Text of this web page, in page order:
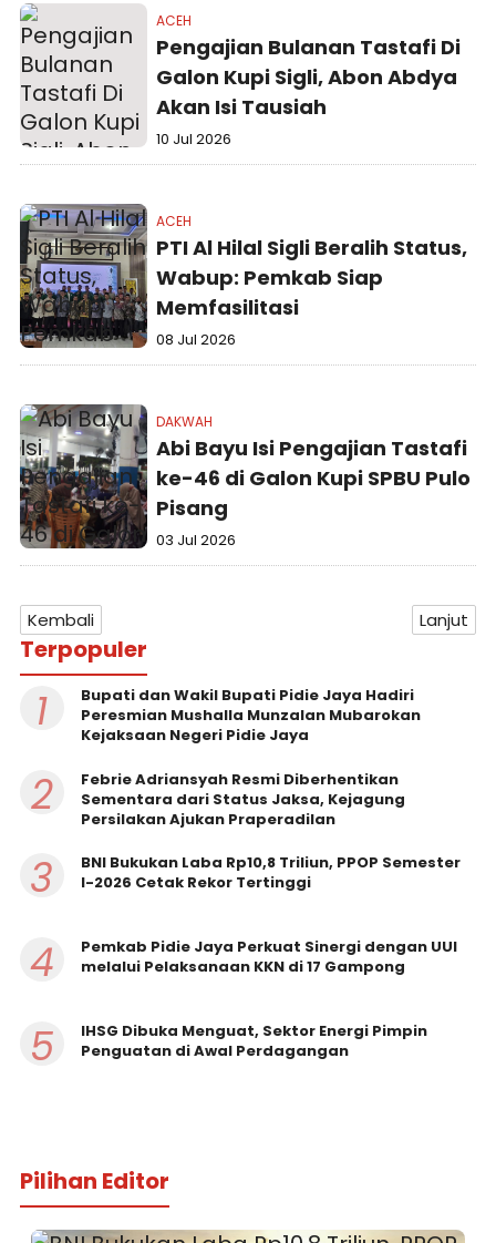
ACEH
Pengajian Bulanan Tastafi Di
Galon Kupi Sigli, Abon Abdya
Akan Isi Tausiah
10 Jul 2026
ACEH
PTI Al Hilal Sigli Beralih Status,
Wabup: Pemkab Siap
Memfasilitasi
08 Jul 2026
DAKWAH
Abi Bayu Isi Pengajian Tastafi
ke-46 di Galon Kupi SPBU Pulo
Pisang
03 Jul 2026
Kembali Lanjut
Terpopuler
1
Bupati dan Wakil Bupati Pidie Jaya Hadiri
Peresmian Mushalla Munzalan Mubarokan
Kejaksaan Negeri Pidie Jaya
2
Febrie Adriansyah Resmi Diberhentikan
Sementara dari Status Jaksa, Kejagung
Persilakan Ajukan Praperadilan
3
BNI Bukukan Laba Rp10,8 Triliun, PPOP Semester
I-2026 Cetak Rekor Tertinggi
4
Pemkab Pidie Jaya Perkuat Sinergi dengan UUI
melalui Pelaksanaan KKN di 17 Gampong
5
IHSG Dibuka Menguat, Sektor Energi Pimpin
Penguatan di Awal Perdagangan
Pilihan Editor